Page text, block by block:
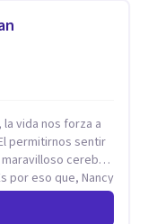
vida nos forza a
permitirnos sentir
por eso que, Nancy
amiga atravez de
fortalecer tu